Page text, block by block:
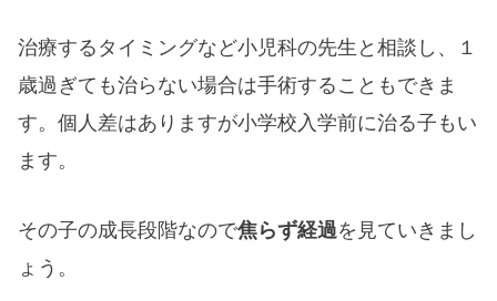
治療するタイミングなど小児科の先生と相談し、１
歳過ぎても治らない場合は手術することもできま
す。個人差はありますが小学校入学前に治る子もい
ます。
その子の成長段階なので焦らず経過を見ていきまし
ょう。